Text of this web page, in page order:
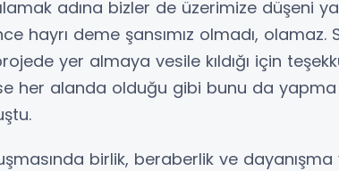
adına bizler de üzerimize düşeni
hayrı deme şansımız olmadı, olamaz.
yer almaya vesile kıldığı için
her alanda olduğu gibi bunu da yapma
birlik, beraberlik ve